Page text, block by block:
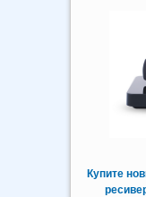
Купите